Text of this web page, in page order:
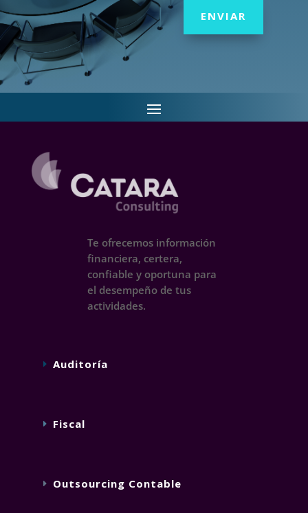
ENVIAR
Te ofrecemos información
financiera, certera,
confiable y oportuna para
el desempeño de tus
actividades.
Auditoría
Fiscal
Outsourcing Contable